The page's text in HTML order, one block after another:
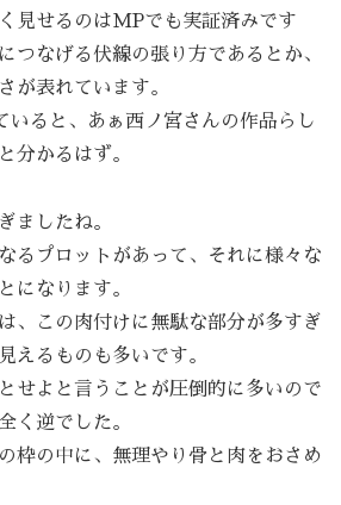
見せるのはMPでも実証済みです
つなげる伏線の張り方であるとか、
が表れています。
いると、あぁ西ノ宮さんの作品らし
分かるはず。
ましたね。
るプロットがあって、それに様々な
になります。
、この肉付けに無駄な部分が多すぎ
えるものも多いです。
せよと言うことが圧倒的に多いので
く逆でした。
枠の中に、無理やり骨と肉をおさめ